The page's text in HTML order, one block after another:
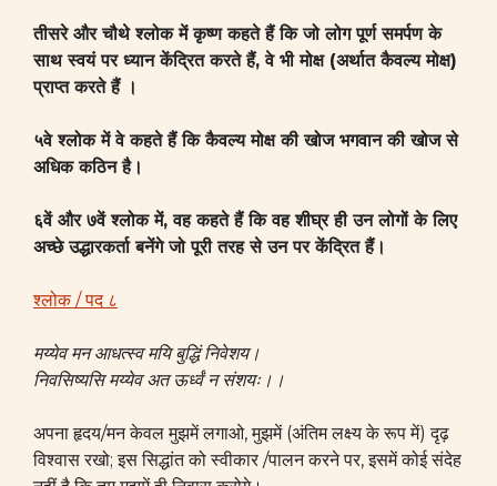
तीसरे और चौथे श्लोक में कृष्ण कहते हैं कि जो लोग पूर्ण समर्पण के
साथ स्वयं पर ध्यान केंद्रित करते हैं, वे भी मोक्ष (अर्थात कैवल्य मोक्ष)
प्राप्त करते हैं ।
५वे श्लोक में वे कहते हैं कि कैवल्य मोक्ष की खोज भगवान की खोज से
अधिक कठिन है।
६वें और ७वें श्लोक में, वह कहते हैं कि वह शीघ्र ही उन लोगों के लिए
अच्छे उद्धारकर्ता बनेंगे जो पूरी तरह से उन पर केंद्रित हैं।
श्लोक / पद ८
मय्येव मन आधत्स्व मयि बुद्धिं निवेशय।
निवसिष्यसि मय्येव अत ऊर्ध्वं न संशयः।।
अपना हृदय/मन केवल मुझमें लगाओ, मुझमें (अंतिम लक्ष्य के रूप में) दृढ़
विश्वास रखो; इस सिद्धांत को स्वीकार /पालन करने पर, इसमें कोई संदेह